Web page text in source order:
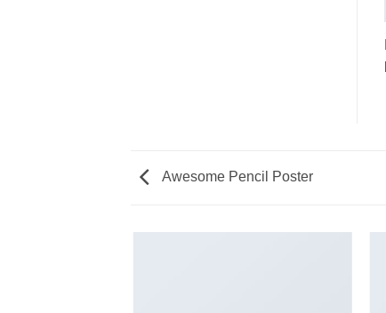
Awesome Pencil Poster